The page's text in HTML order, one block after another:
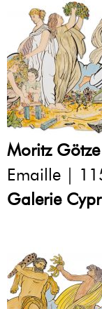
Moritz Götze
Emaille |
Galerie